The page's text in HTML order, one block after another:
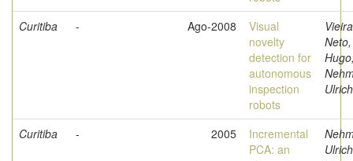
Curitiba - Ago-2008
Visual
novelty
detection for
autonomous
inspection
robots
Vieira
Neto,
Ulrich
Curitiba - 2005
Incremental
PCA: an